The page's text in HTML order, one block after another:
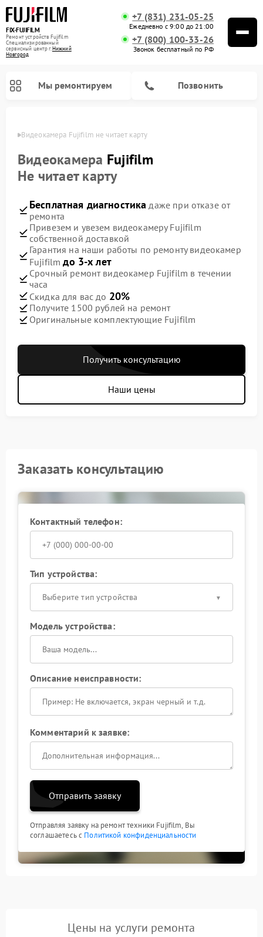
FIX-FUJIFILM
Ремонт устройств Fujifilm
Специализированный
cервисный центр г.Нижний
Новгород
+7 (831) 231-05-25
Ежедневно с 9:00 до 21:00
+7 (800) 100-33-26
Звонок бесплатный по РФ
Мы ремонтируем Позвонить
Видеокамера Fujifilm не читает карту
Видеокамера Fujifilm
Не читает карту
Бесплатная диагностика даже при отказе от
ремонта
Привезем и увезем видеокамеру Fujifilm
собственной доставкой
Гарантия на наши работы по ремонту видеокамер
Fujifilmдо 3-х лет
Срочный ремонт видеокамер Fujifilm в течении
часа
Скидка для вас до 20%
Получите 1500 рублей на ремонт
Оригинальные комплектующие Fujifilm
Получить консультацию
Наши цены
Заказать консультацию
Контактный телефон:
Тип устройства:
Выберите тип устройства
Модель устройства:
Описание неисправности:
Комментарий к заявке:
Отправить заявку
Отправляя заявку на ремонт техники Fujifilm, Вы
соглашаетесь с Политикой конфиденциальности
Цены на услуги ремонта